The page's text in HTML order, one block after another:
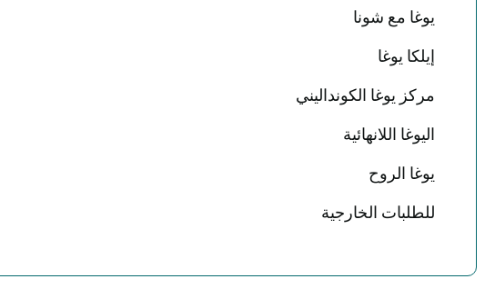
يوغا مع شونا
إيلكا يوغا
مركز يوغا الكونداليني
اليوغا اللانهائية
يوغا الروح
للطلبات الخارجية